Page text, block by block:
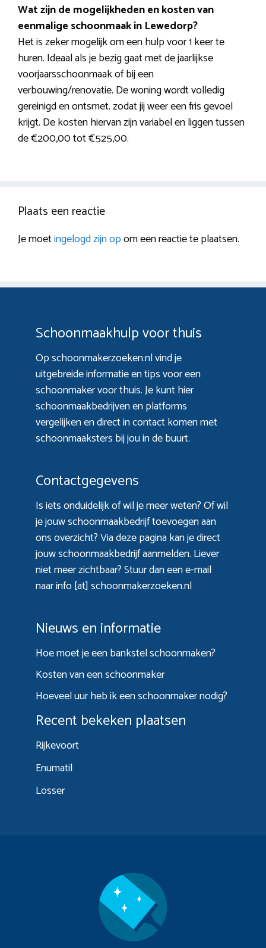
Wat zijn de mogelijkheden en kosten van
eenmalige schoonmaak in Lewedorp?
Het is zeker mogelijk om een hulp voor 1 keer te
huren. Ideaal als je bezig gaat met de jaarlijkse
voorjaarsschoonmaak of bij een
verbouwing/renovatie. De woning wordt volledig
gereinigd en ontsmet. zodat jij weer een fris gevoel
krijgt. De kosten hiervan zijn variabel en liggen tussen
de €200,00 tot €525,00.
Plaats een reactie
Je moetingelogd zijn opom een reactie te plaatsen.
Schoonmaakhulp voor thuis
Op schoonmakerzoeken.nl vind je
uitgebreide informatie en tips voor een
schoonmaker voor thuis. Je kunt hier
schoonmaakbedrijven en platforms
vergelijken en direct in contact komen met
schoonmaaksters bij jou in de buurt.
Contactgegevens
Is iets onduidelijk of wil je meer weten? Of wil
je jouw schoonmaakbedrijf toevoegen aan
ons overzicht? Viadeze paginakan je direct
jouw schoonmaakbedrijf aanmelden. Liever
niet meer zichtbaar? Stuur dan een e-mail
naar info [at] schoonmakerzoeken.nl
Nieuws en informatie
Hoe moet je een bankstel schoonmaken?
Kosten van een schoonmaker
Hoeveel uur heb ik een schoonmaker nodig?
Recent bekeken plaatsen
Rijkevoort
Enumatil
Losser